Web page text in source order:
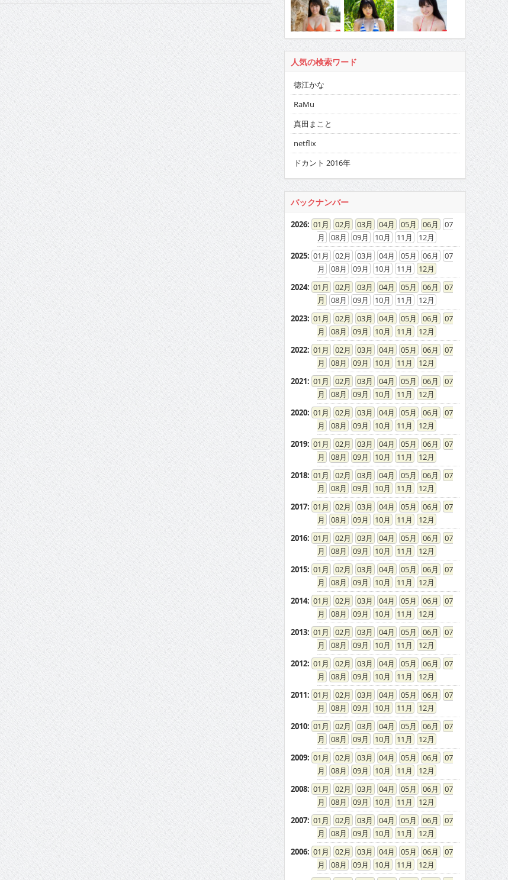
人気の検索ワード
徳江かな
RaMu
真田まこと
netflix
ドカント 2016年
バックナンバー
2026: 01 02 03 04 05 06
07
08
09 10 11
12
2025: 01 02 03 04 05 06
07
08
09 10 11
12
2024: 01 02 03 04 05 06
07
08
09 10 11
12
2023: 01 02 03 04 05 06
07
08
09 10 11
12
2022: 01 02 03 04 05 06
07
08
09 10 11
12
2021: 01 02 03 04 05 06
07
08
09 10 11
12
2020: 01 02 03 04 05 06
07
08
09 10 11
12
2019: 01 02 03 04 05 06
07
08
09 10 11
12
2018: 01 02 03 04 05 06
07
08
09 10 11
12
2017: 01 02 03 04 05 06
07
08
09 10 11
12
2016: 01 02 03 04 05 06
07
08
09 10 11
12
2015: 01 02 03 04 05 06
07
08
09 10 11
12
2014: 01 02 03 04 05 06
07
08
09 10 11
12
2013: 01 02 03 04 05 06
07
08
09 10 11
12
2012: 01 02 03 04 05 06
07
08
09 10 11
12
2011: 01 02 03 04 05 06
07
08
09 10 11
12
2010: 01 02 03 04 05 06
07
08
09 10 11
12
2009: 01 02 03 04 05 06
07
08
09 10 11
12
2008: 01 02 03 04 05 06
07
08
09 10 11
12
2007: 01 02 03 04 05 06
07
08
09 10 11
12
2006: 01 02 03 04 05 06
07
08
09 10 11
12